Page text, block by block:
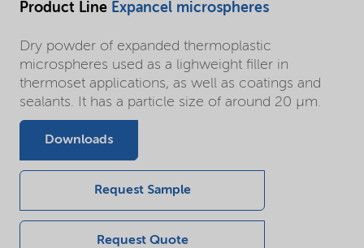
Product Line Expancel microspheres
Dry powder of expanded thermoplastic
microspheres used as a lighweight filler in
thermoset applications, as well as coatings and
sealants. It has a particle size of around 20 µm.
Downloads
Request Sample
Request Quote